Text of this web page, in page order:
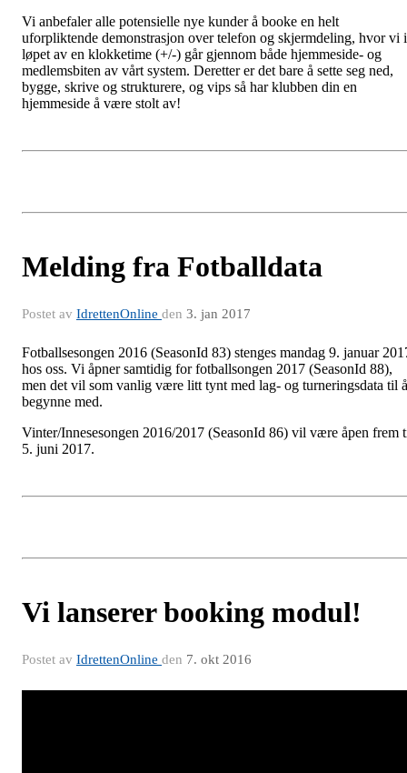
Vi anbefaler alle potensielle nye kunder å booke en helt
uforpliktende demonstrasjon over telefon og skjermdeling, hvor vi i
løpet av en klokketime (+/-) går gjennom både hjemmeside- og
medlemsbiten av vårt system. Deretter er det bare å sette seg ned,
bygge, skrive og strukturere, og vips så har klubben din en
hjemmeside å være stolt av!
Melding fra Fotballdata
Postet av IdrettenOnline den 3. jan 2017
Fotballsesongen 2016 (SeasonId 83) stenges mandag 9. januar
hos oss. Vi åpner samtidig for fotballsongen 2017 (SeasonId 88),
men det vil som vanlig være litt tynt med lag- og turneringsdata til å
begynne med.
Vinter/Innesesongen 2016/2017 (SeasonId 86) vil være åpen frem
5. juni 2017.
Vi lanserer booking modul!
Postet av IdrettenOnline den 7. okt 2016